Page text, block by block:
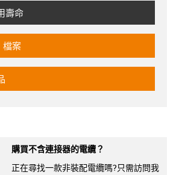
壽命
plan
檔案
購買不含連接器的電纜？
正在尋找一款非裝配電纜嗎?只需訪問我